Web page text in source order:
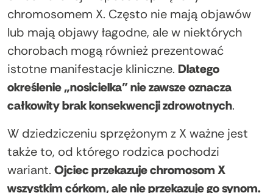
chromosomem X. Często nie mają objawów
lub mają objawy łagodne, ale w niektórych
chorobach mogą również prezentować
istotne manifestacje kliniczne. Dlatego
określenie „nosicielka” nie zawsze oznacza
całkowity brak konsekwencji zdrowotnych.
W dziedziczeniu sprzężonym z X ważne jest
także to, od którego rodzica pochodzi
wariant. Ojciec przekazuje chromosom X
wszystkim córkom, ale nie przekazuje go synom.